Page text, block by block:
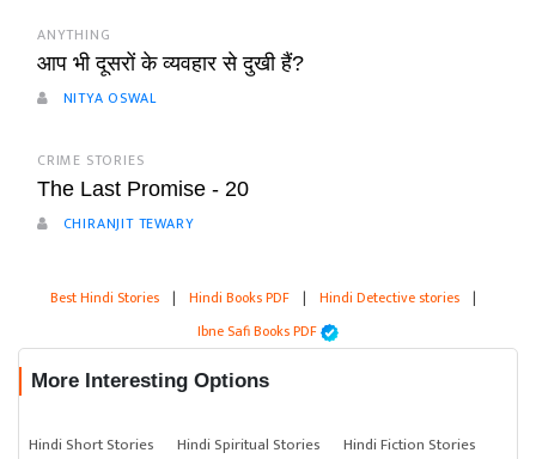
ANYTHING
आप भी दूसरों के व्यवहार से दुखी हैं?
NITYA OSWAL
CRIME STORIES
The Last Promise - 20
CHIRANJIT TEWARY
Best Hindi Stories | Hindi Books PDF | Hindi Detective stories |
Ibne Safi Books PDF
More Interesting Options
Hindi Short Stories Hindi Spiritual Stories
Hindi Fiction Stories